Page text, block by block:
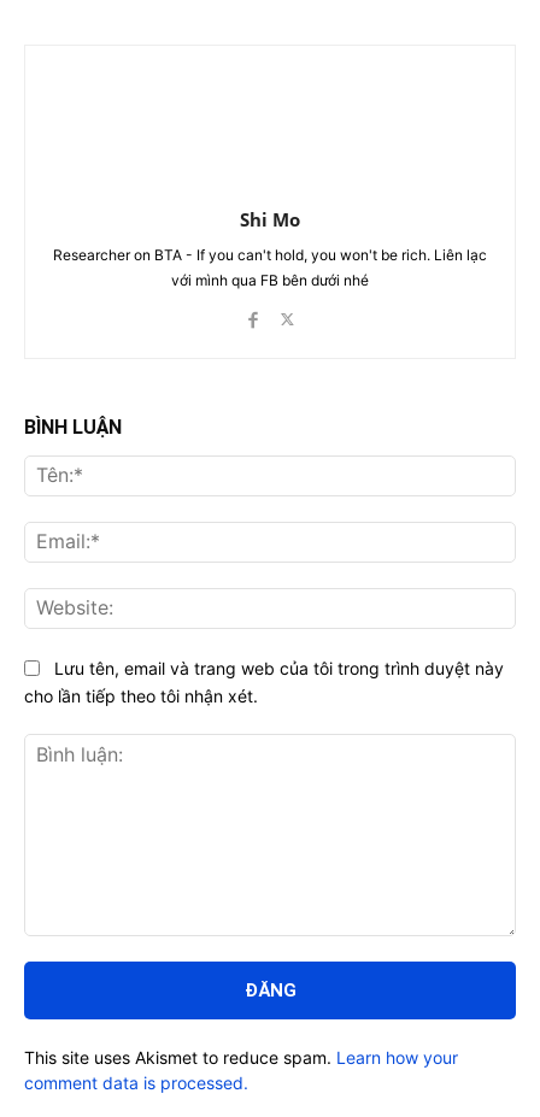
Shi Mo
Researcher on BTA - If you can't hold, you won't be rich. Liên lạc
với mình qua FB bên dưới nhé
BÌNH LUẬN
luận:
Lưu tên, email và trang web của tôi trong trình duyệt này
cho lần tiếp theo tôi nhận xét.
This site uses Akismet to reduce spam. Learn how your
comment data is processed.